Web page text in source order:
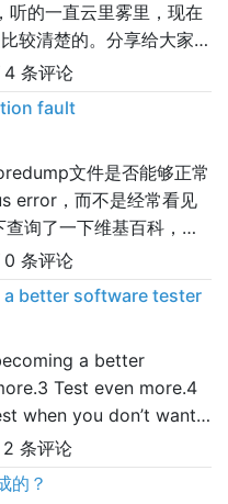
听的一直云里雾里，现在
较清楚的。分享给大家看
construct an ACC
4 条评论
fault
文件是否能够正常
error，而不是经常看见
询了一下维基百科，原
读或者写引起的。下面
Bus errors are
si
0 条评论
better software tester
a better
Test even more.4
when you don’t want
there are lots of
2 条评论
的？